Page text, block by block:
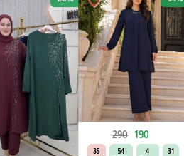
290 190
31
4
54
33